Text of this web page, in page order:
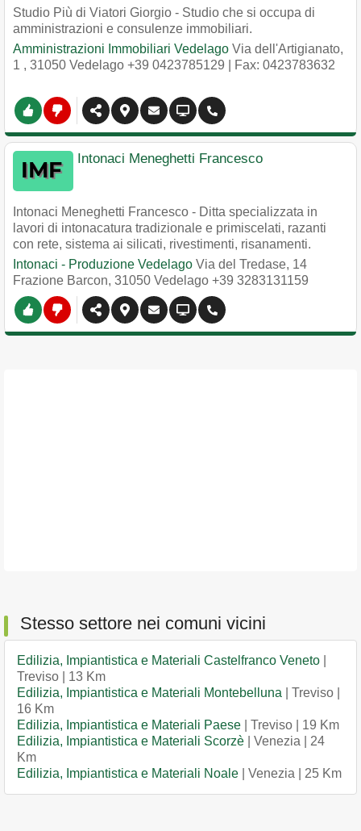
Studio Più di Viatori Giorgio - Studio che si occupa di
amministrazioni e consulenze immobiliari.
Amministrazioni Immobiliari Vedelago Via dell'Artigianato,
1 , 31050 Vedelago +39 0423785129 | Fax: 0423783632
Intonaci Meneghetti Francesco
Intonaci Meneghetti Francesco - Ditta specializzata in
lavori di intonacatura tradizionale e primiscelati, razanti
con rete, sistema ai silicati, rivestimenti, risanamenti.
Intonaci - Produzione Vedelago Via del Tredase, 14
Frazione Barcon, 31050 Vedelago +39 3283131159
Stesso settore nei comuni vicini
Edilizia, Impiantistica e Materiali Castelfranco Veneto
Treviso | 13 Km
Edilizia, Impiantistica e Materiali Montebelluna | Treviso |
16 Km
Edilizia, Impiantistica e Materiali Paese | Treviso | 19 Km
Edilizia, Impiantistica e Materiali Scorzè | Venezia | 24
Km
Edilizia, Impiantistica e Materiali Noale | Venezia | 25 Km